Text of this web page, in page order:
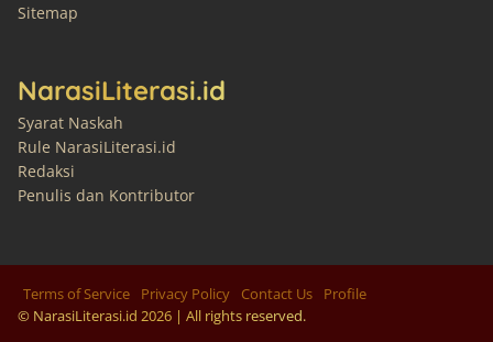
Sitemap
NarasiLiterasi.id
Syarat Naskah
Rule NarasiLiterasi.id
Redaksi
Penulis dan Kontributor
© NarasiLiterasi.id 2026 | All rights reserved.
Terms of Service Privacy Policy Contact Us Profile